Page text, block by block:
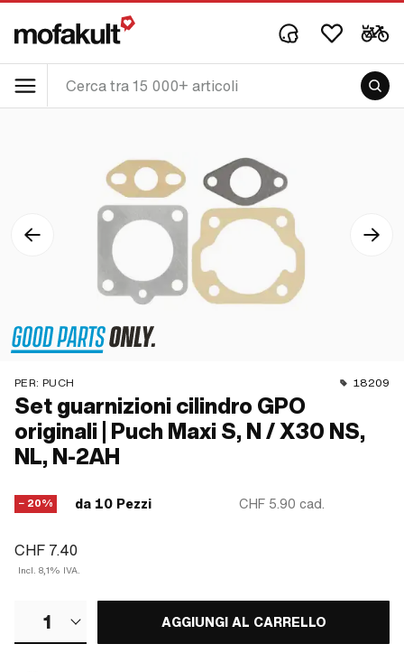
PER: PUCH 18209
Set guarnizioni cilindro GPO
originali | Puch Maxi S, N / X30 NS,
NL, N-2AH
− 20% da 10 Pezzi CHF 5.90 cad.
CHF 7.40
Incl. 8,1% IVA.
1 AGGIUNGI AL CARRELLO